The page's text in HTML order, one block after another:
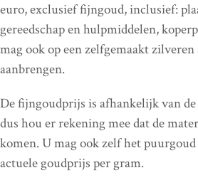
euro, exclusief fijngoud, inclusief:
gereedschap en hulpmiddelen,
mag ook op een zelfgemaakt
aanbrengen.
De fijngoudprijs is afhankelijk van
dus hou er rekening mee dat de
komen. U mag ook zelf het
actuele goudprijs per gram.